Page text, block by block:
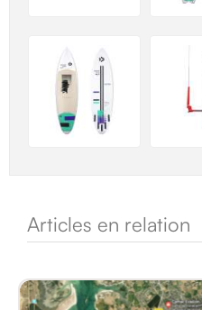
Articles en relation